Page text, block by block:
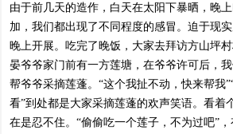
由于前几天的造作，白天在太阳下暴晒，晚
加，我们都出现了不同程度的感冒。迫于现
晚上开展。吃完了晚饭，大家去拜访方山坪
晏爷爷家门前有一方莲塘，在爷爷许可后，
帮爷爷采摘莲蓬。“这个我扯不动，快来帮我
看”到处都是大家采摘莲蓬的欢声笑语。看着
在是忍不住。“偷偷吃一个莲子，不为过吧”，